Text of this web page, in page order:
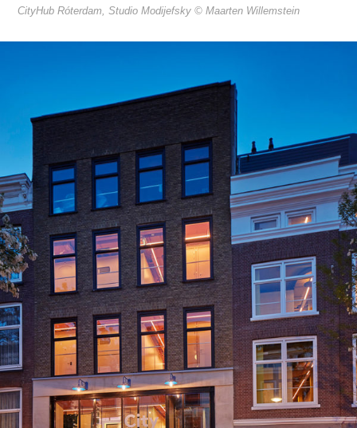
CityHub Róterdam, Studio Modijefsky © Maarten Willemstein